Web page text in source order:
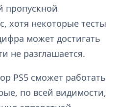
пропускной
хотя некоторые тесты
может достигать
не разглашается.
PS5 сможет работать
по всей видимости,